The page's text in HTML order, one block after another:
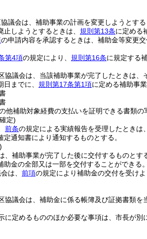
議会は、補助事業の計画を変更しようとする
止しようとするときは、 規則第13条に定める
の申請内容を承認するときは、補助金等変更
第4項の規定により、 規則第16条に規定する
協議会は、当該補助事業が完了したときは
までに、 規則第17条第1項に定める補助事
他補助対象経費の支払いを証明できる書類の
定)
前条の規定による実績報告を受理したときは
定通知書により通知するものとする。
、補助事業が完了した後に交付するものとす
助金の全部又は一部を交付することができる。
は、 前項の規定により補助金の交付を受けよ
協議会は、補助金に係る帳簿及び証拠書類を
に定めるもののほか必要な事項は、市長が別